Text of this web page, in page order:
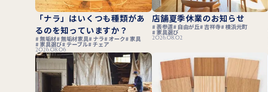
「ナラ」はいくつも種類があ
るのを知っていますか？
無垢材 無垢材家具 ナラ オーク 家具
家具選び テーブル チェア
2026.08.06
店舗夏季休業のお知らせ
表参道 自由が丘 吉祥寺 横浜元町
家具選び
2026.08.02